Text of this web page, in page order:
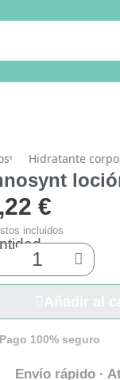
Hidratante
€
incluidos
Pago 100% seguro
Envío rápido ·